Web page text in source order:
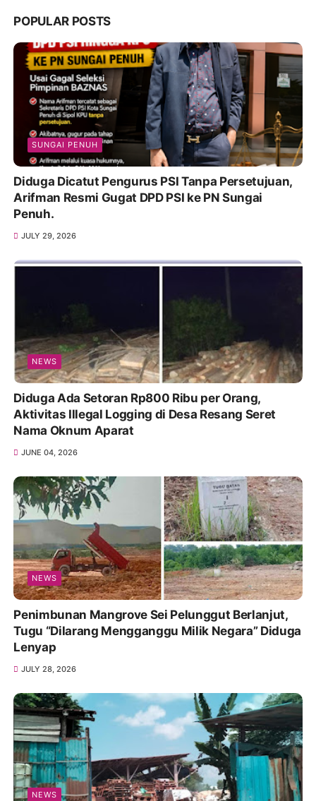
POPULAR POSTS
SUNGAI PENUH
Diduga Dicatut Pengurus PSI Tanpa Persetujuan,
Arifman Resmi Gugat DPD PSI ke PN Sungai
Penuh.
JULY 29, 2026
NEWS
Diduga Ada Setoran Rp800 Ribu per Orang,
Aktivitas Illegal Logging di Desa Resang Seret
Nama Oknum Aparat
JUNE 04, 2026
NEWS
Penimbunan Mangrove Sei Pelunggut Berlanjut,
Tugu “Dilarang Mengganggu Milik Negara” Diduga
Lenyap
JULY 28, 2026
NEWS